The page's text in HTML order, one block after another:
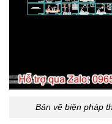
Bản vẽ biện pháp